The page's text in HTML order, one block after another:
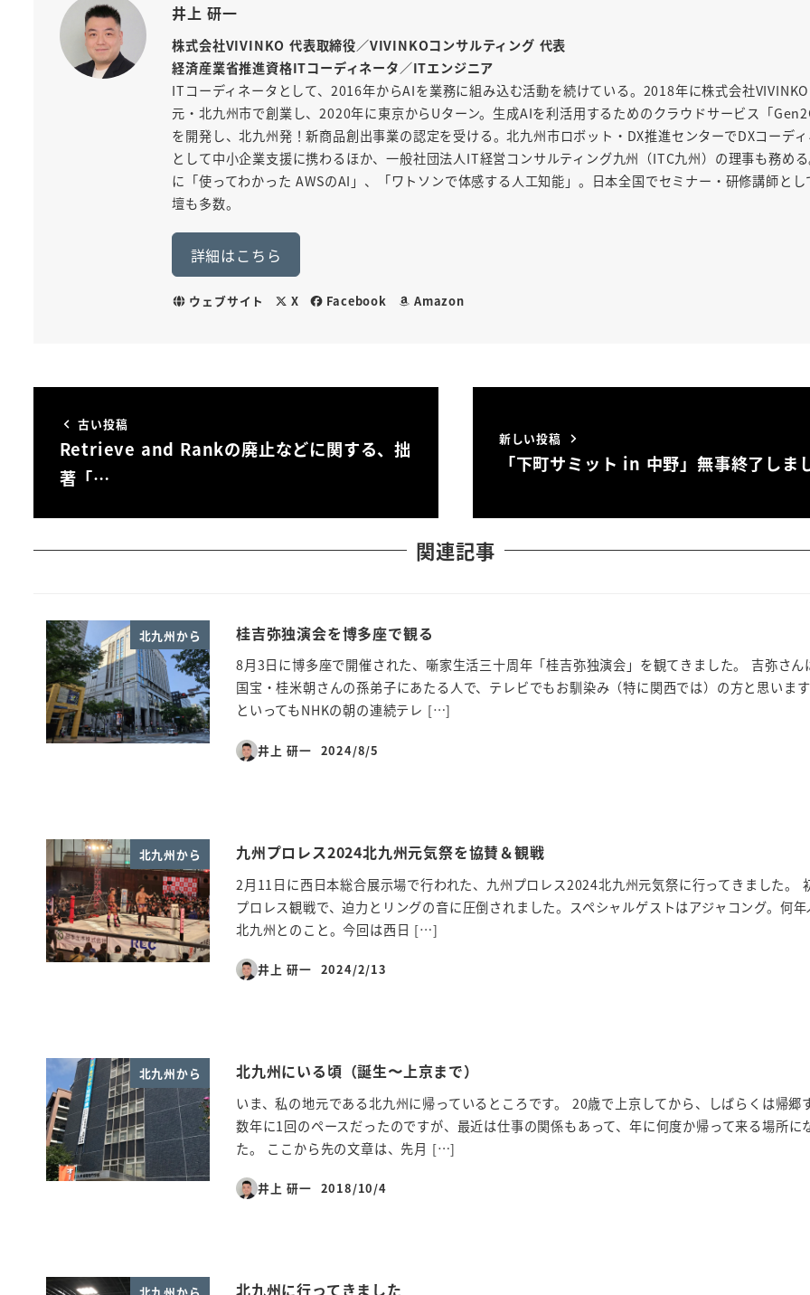
井上 研一
株式会社VIVINKO 代表取締役／VIVINKOコンサルティング 代表
経済産業省推進資格ITコーディネータ／ITエンジニア
ITコーディネータとして、2016年からAIを業務に組み込む活動を続けている。2018年に株式会社
元・北九州市で創業し、2020年に東京からUターン。生成AIを利活用するためのクラウドサービス「
を開発し、北九州発！新商品創出事業の認定を受ける。北九州市ロボット・DX推進センターでDXコーデ
として中小企業支援に携わるほか、一般社団法人IT経営コンサルティング九州（ITC九州）の理事も務め
に「使ってわかった AWSのAI」、「ワトソンで体感する人工知能」。日本全国でセミナー・研修講師とし
壇も多数。
詳細はこちら
ウェブサイト X Facebook Amazon
古い投稿
Retrieve and Rankの廃止などに関する、拙
著「…
新しい投稿
「下町サミット in 中野」無事終了しま
関連記事
北九州から 桂吉弥独演会を博多座で観る
8月3日に博多座で開催された、噺家生活三十周年「桂吉弥独演会」を観てきました。 吉弥さん
国宝・桂米朝さんの孫弟子にあたる人で、テレビでもお馴染み（特に関西では）の方と思いま
といってもNHKの朝の連続テレ […]
井上 研一
投稿日
2024/8/5
北九州から 九州プロレス2024北九州元気祭を協賛＆観戦
2月11日に西日本総合展示場で行われた、九州プロレス2024北九州元気祭に行ってきました。
プロレス観戦で、迫力とリングの音に圧倒されました。スペシャルゲストはアジャコング。何年
北九州とのこと。今回は西日 […]
井上 研一
投稿日
2024/2/13
北九州から 北九州にいる頃（誕生〜上京まで）
いま、私の地元である北九州に帰っているところです。 20歳で上京してから、しばらくは帰郷
数年に1回のペースだったのですが、最近は仕事の関係もあって、年に何度か帰って来る場所に
た。 ここから先の文章は、先月 […]
井上 研一
投稿日
2018/10/4
北九州に行ってきました